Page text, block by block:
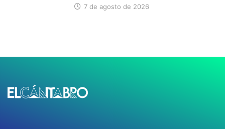
7 de agosto de 2026